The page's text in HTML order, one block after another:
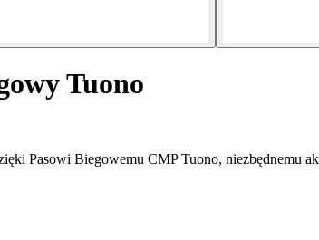
Tuono
Pasowi Biegowemu CMP Tuono, niezbędnemu